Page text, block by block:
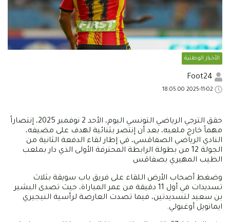
الأخبار الوطنية
حقق الترجي الرياضي التونسي اليوم، الأحد 2 نوفمبر 2025، إنتصاراً
مهماً خارج ملعبه، بعد أن إنتصر بثنائية لهدف على مضيفه،
النادي الرياضي الصفاقسي، في إطار لقاء الدفعة الثانية من
الجولة 12 من بطولة الرابطة المحترفة الأولى الذي دار بملعب
الطيب المهيري بصفاقس
وضغط أصحاب الأرض اللقاء على فريق باب سويقة بثلاث
تسديدات في أول 11 دقيقة من عمر المباراة، حيث تصدى البشير
بن سعيد لتسديدتين، فيما تصدت العارضة لرأسية النيجيري
ايمانويل أوغبولي.